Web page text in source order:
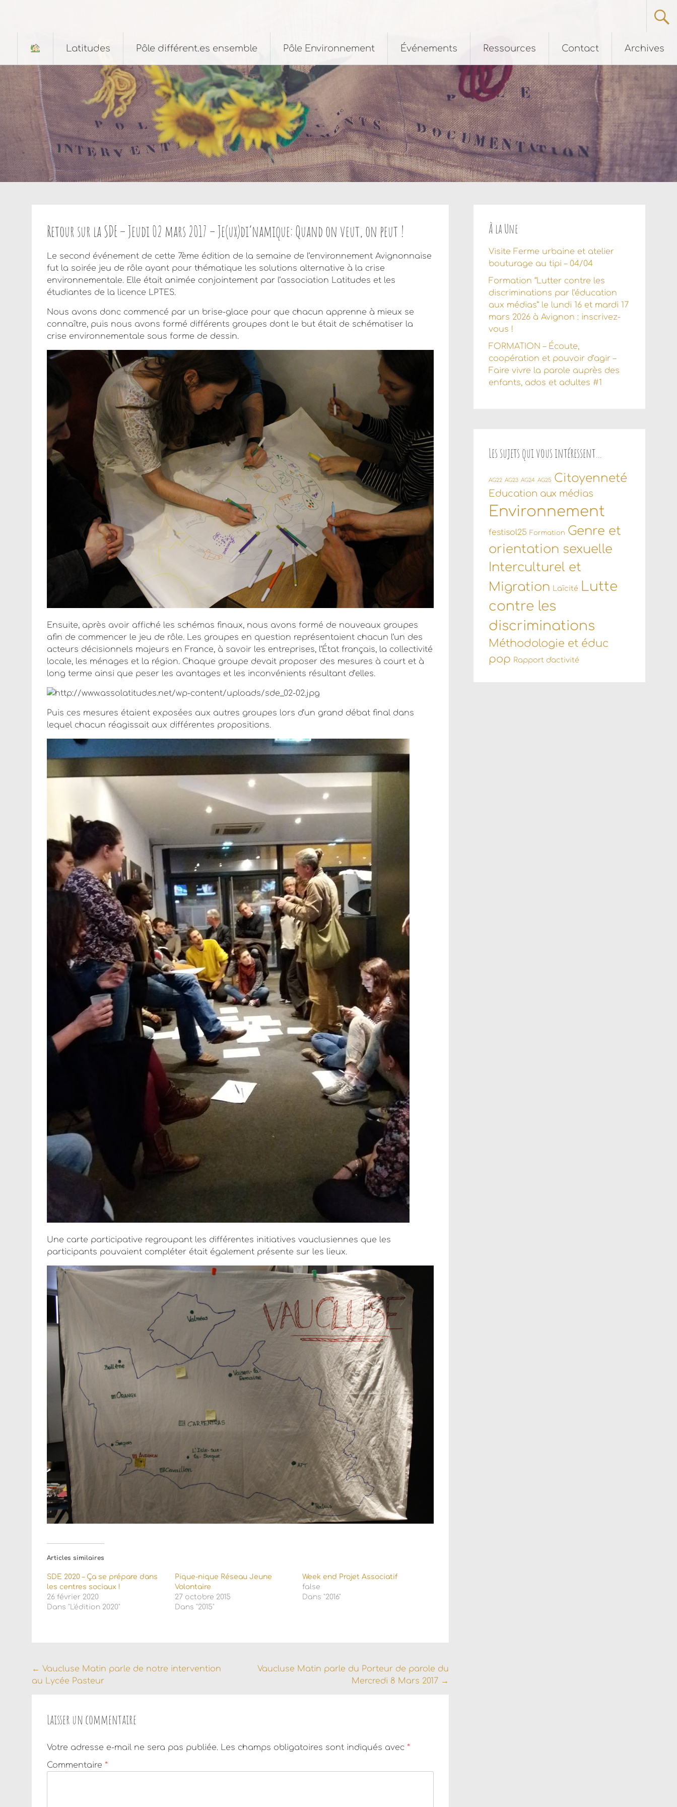
principal
Latitudes Pôle différent.es ensemble Pôle Environnement Événements Ressources Contact Archives
Retour sur la SDE – Jeudi 02 mars 2017 – Je(ux)di’namique: Quand on veut, on peut !
Le second événement de cette 7ème édition de la semaine de l’environnement Avignonnaise
fut la soirée jeu de rôle ayant pour thématique les solutions alternative à la crise
environnementale. Elle était animée conjointement par l’association Latitudes et les
étudiantes de la licence LPTES.
Nous avons donc commencé par un brise-glace pour que chacun apprenne à mieux se
connaître, puis nous avons formé différents groupes dont le but était de schématiser la
crise environnementale sous forme de dessin.
Ensuite, après avoir affiché les schémas finaux, nous avons formé de nouveaux groupes
afin de commencer le jeu de rôle. Les groupes en question représentaient chacun l’un des
acteurs décisionnels majeurs en France, à savoir les entreprises, l’État français, la collectivité
locale, les ménages et la région. Chaque groupe devait proposer des mesures à court et à
long terme ainsi que peser les avantages et les inconvénients résultant d’elles.
Puis ces mesures étaient exposées aux autres groupes lors d’un grand débat final dans
lequel chacun réagissait aux différentes propositions.
Une carte participative regroupant les différentes initiatives vauclusiennes que les
participants pouvaient compléter était également présente sur les lieux.
Articles similaires
SDE 2020 – Ça se prépare dans
les centres sociaux !
26 février 2020
Dans "L'édition 2020"
Pique-nique Réseau Jeune
Volontaire
27 octobre 2015
Dans "2015"
Week end Projet Associatif
false
Dans "2016"
Navigation
de
← Vaucluse Matin parle de notre intervention
au Lycée Pasteur
Vaucluse Matin parle du Porteur de parole du
Mercredi 8 Mars 2017 →
Laisser un commentaire
Votre adresse e-mail ne sera pas publiée. Les champs obligatoires sont indiqués avec *
Commentaire *
À la Une
Visite Ferme urbaine et atelier
bouturage au tipi – 04/04
Formation “Lutter contre les
discriminations par l’éducation
aux médias” le lundi 16 et mardi 17
mars 2026 à Avignon : inscrivez-
vous !
FORMATION – Écoute,
coopération et pouvoir d’agir –
Faire vivre la parole auprès des
enfants, ados et adultes #1
Les sujets qui vous intéressent…
AG22 AG23 AG24 AG25 Citoyenneté
Education aux médias
Environnement
festisol25 Formation Genre et
orientation sexuelle
Interculturel et
Migration
Laïcité Lutte
contre les
discriminations
Méthodologie et éduc
pop Rapport d'activité